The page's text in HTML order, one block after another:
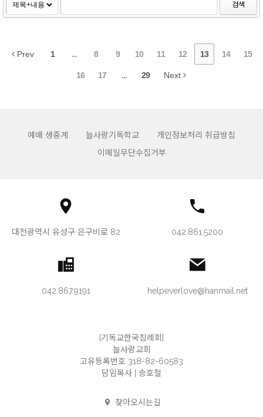
검색
Prev 1 ... 8 9 10 11 12 13 14 15
16 17 ... 29 Next
예배 생중계 늘사랑기독학교
개인정보처리 취급방침
이메일무단수집거부
대전광역시 유성구 은구비로 82 042.861.5200
042.867.9191 helpeverlove@hanmail.net
[기독교한국침례회]
늘사랑교회
고유등록번호 318-82-60583
담임목사 | 송호철
찾아오시는길